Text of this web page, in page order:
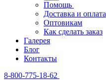
Помощь
Доставка и оплата
Оптовикам
Как сделать заказ
Галерея
Блог
Контакты
8-800-775-18-62